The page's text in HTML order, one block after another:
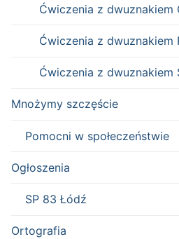
Ćwiczenia z dwuznakiem
Ćwiczenia z dwuznakiem
Ćwiczenia z dwuznakiem
Mnożymy szczęście
Pomocni w społeczeństwie
Ogłoszenia
SP 83 Łódź
Ortografia